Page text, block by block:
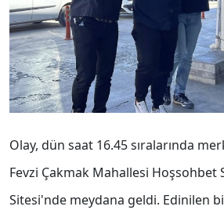
Olay, dün saat 16.45 sıralarında
Fevzi Çakmak Mahallesi Hoşsohbet
Sitesi'nde meydana geldi. Edinilen